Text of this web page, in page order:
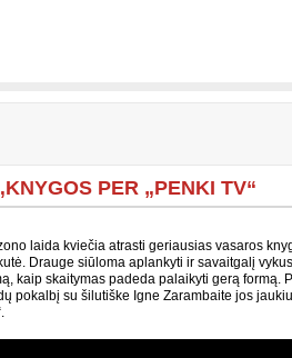
PER „PENKI TV“
laida kviečia atrasti geriausias vasaros
Drauge siūloma aplankyti ir savaitgalį
kaip skaitymas padeda palaikyti gerą formą.
pokalbį su šilutiške Igne Zarambaite jos